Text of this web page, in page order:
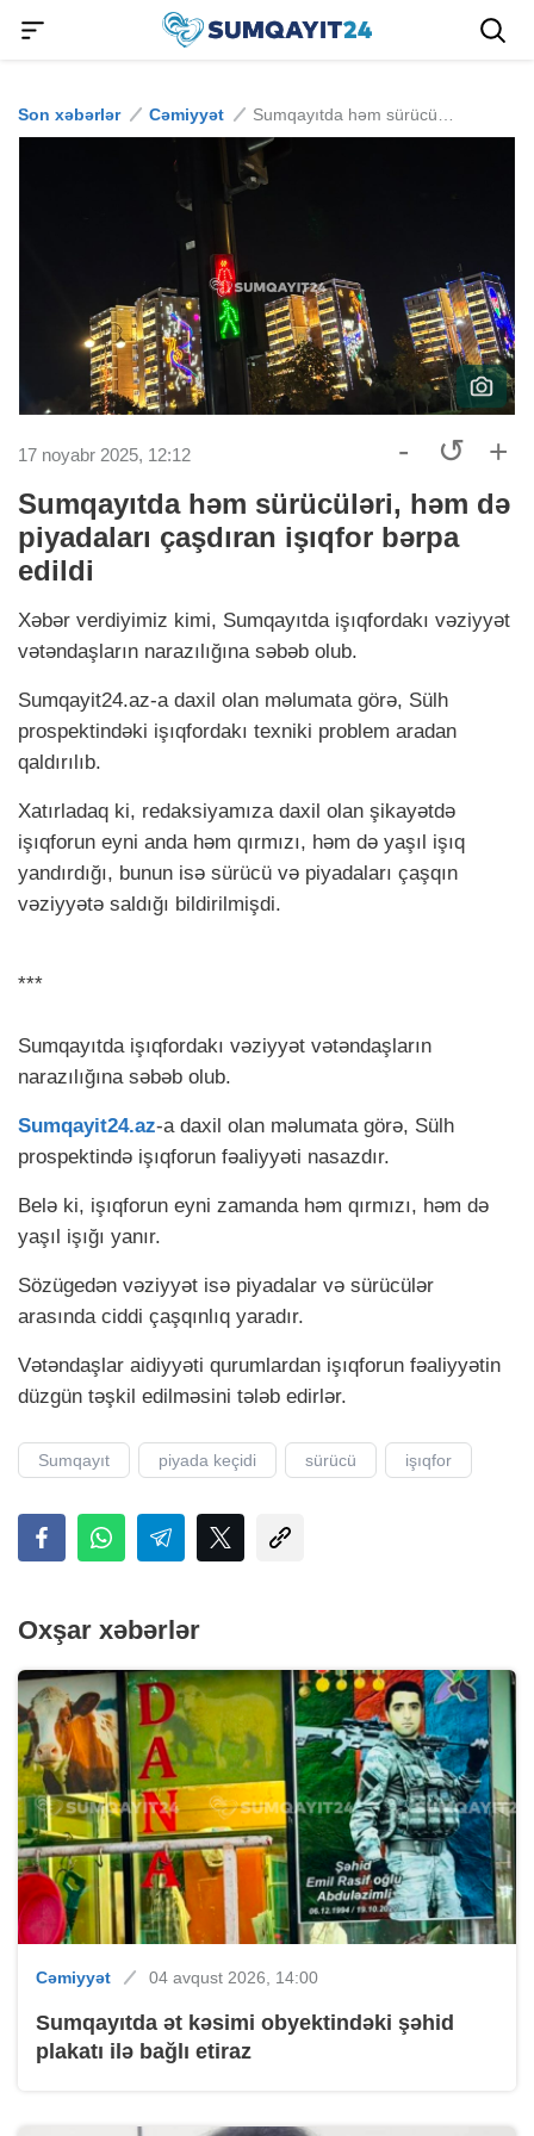
Son xəbərlər Cəmiyyət
17 noyabr 2025, 12:12 - ↺ +
Sumqayıtda həm sürücüləri, həm də
piyadaları çaşdıran işıqfor bərpa
edildi
Xəbər verdiyimiz kimi, Sumqayıtda işıqfordakı vəziyyət
vətəndaşların narazılığına səbəb olub.
Sumqayit24.az-a daxil olan məlumata görə, Sülh
prospektindəki işıqfordakı texniki problem aradan
qaldırılıb.
Xatırladaq ki, redaksiyamıza daxil olan şikayətdə
işıqforun eyni anda həm qırmızı, həm də yaşıl işıq
yandırdığı, bunun isə sürücü və piyadaları çaşqın
vəziyyətə saldığı bildirilmişdi.
***
Sumqayıtda işıqfordakı vəziyyət vətəndaşların
narazılığına səbəb olub.
Sumqayit24.az-a daxil olan məlumata görə, Sülh
prospektində işıqforun fəaliyyəti nasazdır.
Belə ki, işıqforun eyni zamanda həm qırmızı, həm də
yaşıl işığı yanır.
Sözügedən vəziyyət isə piyadalar və sürücülər
arasında ciddi çaşqınlıq yaradır.
Vətəndaşlar aidiyyəti qurumlardan işıqforun fəaliyyətin
düzgün təşkil edilməsini tələb edirlər.
Sumqayıt piyada keçidi sürücü işıqfor
Oxşar xəbərlər
Cəmiyyət 04 avqust 2026, 14:00
Sumqayıtda ət kəsimi obyektindəki şəhid
plakatı ilə bağlı etiraz